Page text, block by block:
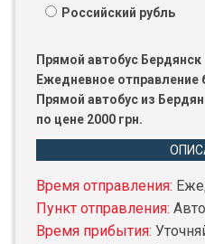
Российский рубль
Прямой автобус
Ежедневное отправление
Прямой автобус из
по цене 2000 грн.
Время отправления:
Пункт отправления:
Время прибытия: